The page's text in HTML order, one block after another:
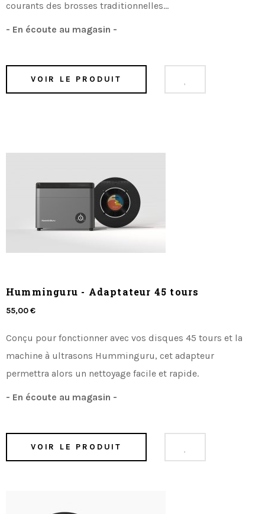
courants des brosses traditionnelles...
- En écoute au magasin -
VOIR LE PRODUIT
Humminguru - Adaptateur 45 tours
55,00 €
Conçu pour fonctionner avec vos disques 45 tours et la
machine à ultrasons Humminguru, cet adapteur
permettra alors un nettoyage facile et rapide.
- En écoute au magasin -
VOIR LE PRODUIT